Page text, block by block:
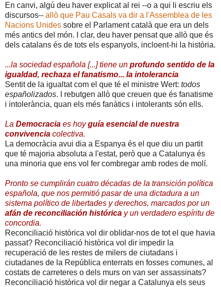
En canvi, algú deu haver explicat al rei --o a qui li escriu els
discursos-- allò que Pau Casals va dir a l'Assemblea de les
Nacions Unides sobre el Parlament català que era un dels
més antics del món. I clar, deu haver pensat que allò que és
dels catalans és de tots els espanyols, incloent-hi la història.
...la sociedad española [...] tiene un profundo sentido de la
igualdad, rechaza el fanatismo... la intolerancia
Sentit de la igualtat com el que té el ministre Wert: todos
españolizados. I rebutgen allò que creuen que és fanatisme
i intolerància, quan els més fanàtics i intolerants són ells.
La Democracia es hoyguía esencial de nuestra
convivencia colectiva.
La democràcia avui dia a Espanya és el que diu un partit
que té majoria absoluta a l'estat, però que a Catalunya és
una minoria que ens vol fer combregar amb rodes de molí.
Pronto se cumplirán cuatro décadas de la transición política
española, que nos permitió pasar de una dictadura a un
sistema político de libertades y derechos, marcados por un
afán de reconciliación histórica y un verdadero espíritu de
concordia.
Reconciliació històrica vol dir oblidar-nos de tot el que havia
passat? Reconciliació històrica vol dir impedir la
recuperació de les restes de milers de ciutadans i
ciutadanes de la República enterrats en fosses comunes, al
costats de carreteres o dels murs on van ser assassinats?
Reconciliació històrica vol dir negar a Catalunya els seus